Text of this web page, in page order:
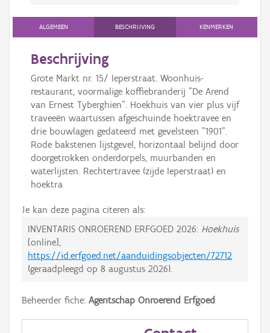
ALGEMEEN BESCHRIJVING KENMERKEN
Beschrijving
Grote Markt nr. 15/ Ieperstraat. Woonhuis-
restaurant, voormalige koffiebranderij "De Arend
van Ernest Tyberghien". Hoekhuis van vier plus vijf
traveeën waartussen afgeschuinde hoektravee en
drie bouwlagen gedateerd met gevelsteen "1901".
Rode bakstenen lijstgevel, horizontaal belijnd door
doorgetrokken onderdorpels, muurbanden en
waterlijsten. Rechtertravee (zijde Ieperstraat) en
hoektra
Je kan deze pagina citeren als:
INVENTARIS ONROEREND ERFGOED 2026: Hoekhuis
[online],
https://id.erfgoed.net/aanduidingsobjecten/72712
(geraadpleegd op 8 augustus 2026).
Beheerder fiche: Agentschap Onroerend Erfgoed